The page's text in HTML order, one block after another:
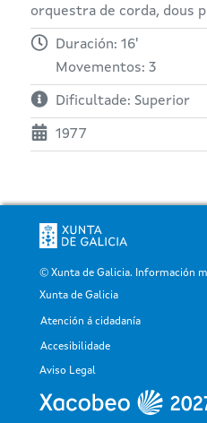
orquestra de corda, dous
Duración: 16'
Movementos: 3
Dificultade: Superior
1977
© Xunta de Galicia. Información
Xunta de Galicia
Pé
Atención á cidadanía
Accesibilidade
Aviso Legal